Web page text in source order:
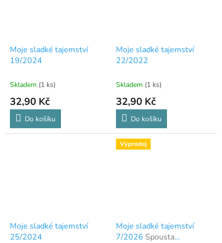
Moje sladké tajemství
19/2024
Skladem (1 ks)
32,90 Kč
Do košíku
Moje sladké tajemství
22/2022
Skladem (1 ks)
32,90 Kč
Do košíku
Moje sladké tajemství
25/2024
Výprodej
Moje sladké tajemství
7/2026 Spousta